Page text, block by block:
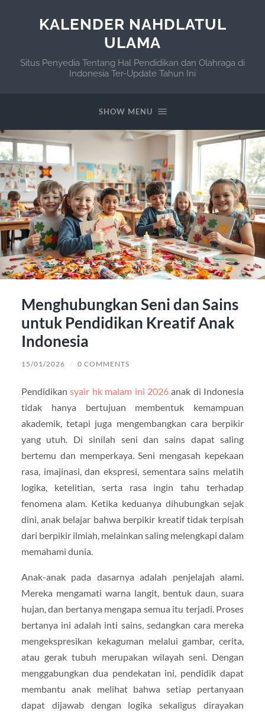
KALENDER NAHDLATUL
ULAMA
Situs Penyedia Tentang Hal Pendidikan dan Olahraga di
Indonesia Ter-Update Tahun Ini
SHOW MENU
Menghubungkan Seni dan Sains
untuk Pendidikan Kreatif Anak
Indonesia
15/01/2026 / 0 COMMENTS
Pendidikansyair hk malam ini 2026anak di Indonesia
tidak hanya bertujuan membentuk kemampuan
akademik, tetapi juga mengembangkan cara berpikir
yang utuh. Di sinilah seni dan sains dapat saling
bertemu dan memperkaya. Seni mengasah kepekaan
rasa, imajinasi, dan ekspresi, sementara sains melatih
logika, ketelitian, serta rasa ingin tahu terhadap
fenomena alam. Ketika keduanya dihubungkan sejak
dini, anak belajar bahwa berpikir kreatif tidak terpisah
dari berpikir ilmiah, melainkan saling melengkapi dalam
memahami dunia.
Anak-anak pada dasarnya adalah penjelajah alami.
Mereka mengamati warna langit, bentuk daun, suara
hujan, dan bertanya mengapa semua itu terjadi. Proses
bertanya ini adalah inti sains, sedangkan cara mereka
mengekspresikan kekaguman melalui gambar, cerita,
atau gerak tubuh merupakan wilayah seni. Dengan
menggabungkan dua pendekatan ini, pendidik dapat
membantu anak melihat bahwa setiap pertanyaan
dapat dijawab dengan logika sekaligus dirayakan